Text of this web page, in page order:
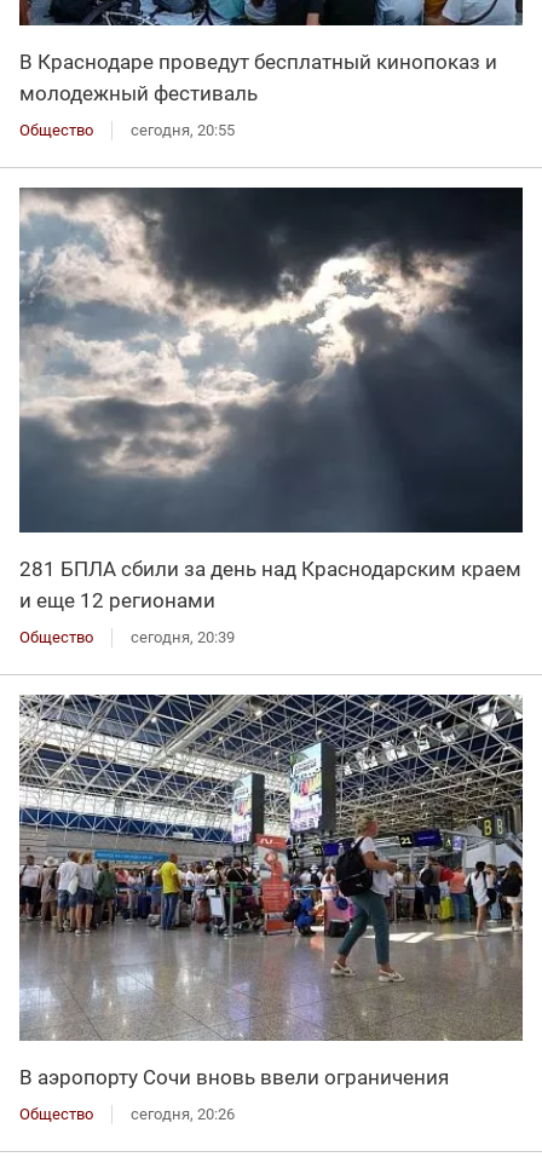
В Краснодаре проведут бесплатный кинопоказ и
молодежный фестиваль
Общество сегодня, 20:55
281 БПЛА сбили за день над Краснодарским краем
и еще 12 регионами
Общество сегодня, 20:39
В аэропорту Сочи вновь ввели ограничения
Общество сегодня, 20:26